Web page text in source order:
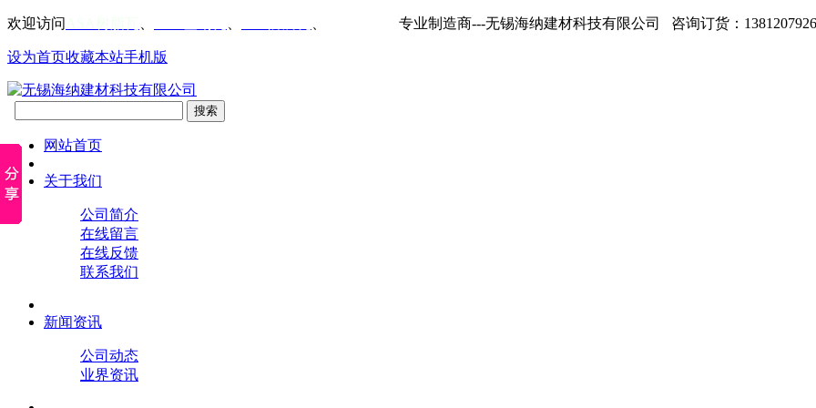
欢迎访问 专业制造商---无锡海纳建材科技有限公司 咨询订货：
设为首页收藏本站手机版
网站首页
关于我们
公司简介
在线留言
在线反馈
联系我们
新闻资讯
公司动态
业界资讯